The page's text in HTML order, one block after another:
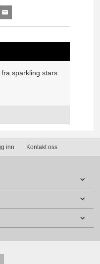
sparkling stars
inn Kontakt oss